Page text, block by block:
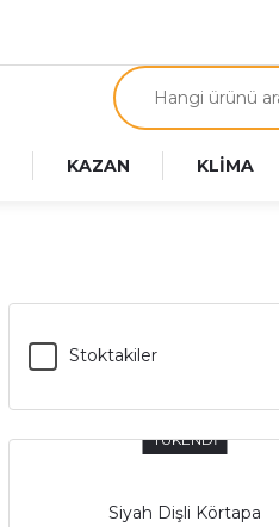
KAZAN KLİMA
Stoktakiler
TÜKENDİ
Siyah Dişli Körtapa